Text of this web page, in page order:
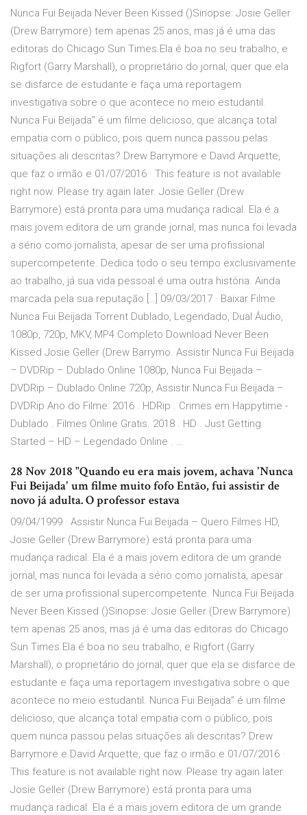
Nunca Fui Beijada Never Been Kissed ()Sinopse: Josie Geller
(Drew Barrymore) tem apenas 25 anos, mas já é uma das
editoras do Chicago Sun Times.Ela é boa no seu trabalho, e
Rigfort (Garry Marshall), o proprietário do jornal, quer que ela
se disfarce de estudante e faça uma reportagem
investigativa sobre o que acontece no meio estudantil.
Nunca Fui Beijada" é um filme delicioso, que alcança total
empatia com o público, pois quem nunca passou pelas
situações ali descritas? Drew Barrymore e David Arquette,
que faz o irmão e 01/07/2016 · This feature is not available
right now. Please try again later. Josie Geller (Drew
Barrymore) está pronta para uma mudança radical. Ela é a
mais jovem editora de um grande jornal, mas nunca foi levada
a sério como jornalista, apesar de ser uma profissional
supercompetente. Dedica todo o seu tempo exclusivamente
ao trabalho, já sua vida pessoal é uma outra história. Ainda
marcada pela sua reputação […] 09/03/2017 · Baixar Filme
Nunca Fui Beijada Torrent Dublado, Legendado, Dual Áudio,
1080p, 720p, MKV, MP4 Completo Download Never Been
Kissed Josie Geller (Drew Barrymo. Assistir Nunca Fui Beijada
– DVDRip – Dublado Online 1080p, Nunca Fui Beijada –
DVDRip – Dublado Online 720p, Assistir Nunca Fui Beijada –
DVDRip Ano do Filme: 2016 . HDRip . Crimes em Happytime -
Dublado . Filmes Online Gratis. 2018 . HD . Just Getting
Started – HD – Legendado Online . …
28 Nov 2018 "Quando eu era mais jovem, achava 'Nunca
Fui Beijada' um filme muito fofo Então, fui assistir de
novo já adulta. O professor estava
09/04/1999 · Assistir Nunca Fui Beijada – Quero Filmes HD,
Josie Geller (Drew Barrymore) está pronta para uma
mudança radical. Ela é a mais jovem editora de um grande
jornal, mas nunca foi levada a sério como jornalista, apesar
de ser uma profissional supercompetente. Nunca Fui Beijada
Never Been Kissed ()Sinopse: Josie Geller (Drew Barrymore)
tem apenas 25 anos, mas já é uma das editoras do Chicago
Sun Times.Ela é boa no seu trabalho, e Rigfort (Garry
Marshall), o proprietário do jornal, quer que ela se disfarce de
estudante e faça uma reportagem investigativa sobre o que
acontece no meio estudantil. Nunca Fui Beijada" é um filme
delicioso, que alcança total empatia com o público, pois
quem nunca passou pelas situações ali descritas? Drew
Barrymore e David Arquette, que faz o irmão e 01/07/2016 ·
This feature is not available right now. Please try again later.
Josie Geller (Drew Barrymore) está pronta para uma
mudança radical. Ela é a mais jovem editora de um grande